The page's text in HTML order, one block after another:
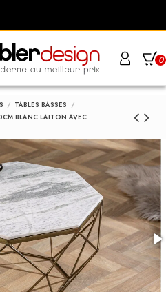
0
TABLES BASSES
BLANC LAITON AVEC